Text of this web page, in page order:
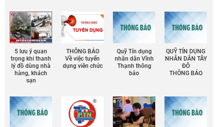
5 lưu ý quan
trọng khi thanh
lý đồ dùng nhà
hàng, khách
sạn
THÔNG BÁO
Về việc tuyển
dụng viên chức
Quỹ Tín dụng
nhân dân Vĩnh
Thạnh thông
báo
QUỸ TÍN DỤNG
NHÂN DÂN TÂY
ĐÔ
THÔNG BÁO